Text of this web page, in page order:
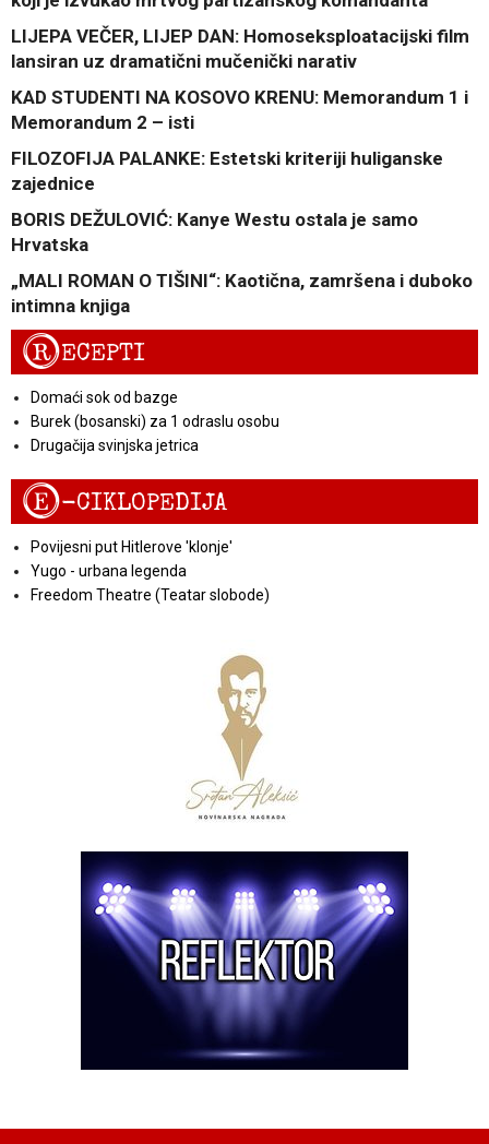
LIJEPA VEČER, LIJEP DAN: Homoseksploatacijski film
lansiran uz dramatični mučenički narativ
KAD STUDENTI NA KOSOVO KRENU: Memorandum 1 i
Memorandum 2 – isti
FILOZOFIJA PALANKE: Estetski kriteriji huliganske
zajednice
BORIS DEŽULOVIĆ: Kanye Westu ostala je samo
Hrvatska
„MALI ROMAN O TIŠINI“: Kaotična, zamršena i duboko
intimna knjiga
RECEPTI
Domaći sok od bazge
Burek (bosanski) za 1 odraslu osobu
Drugačija svinjska jetrica
E-CIKLOPEDIJA
Povijesni put Hitlerove 'klonje'
Yugo - urbana legenda
Freedom Theatre (Teatar slobode)